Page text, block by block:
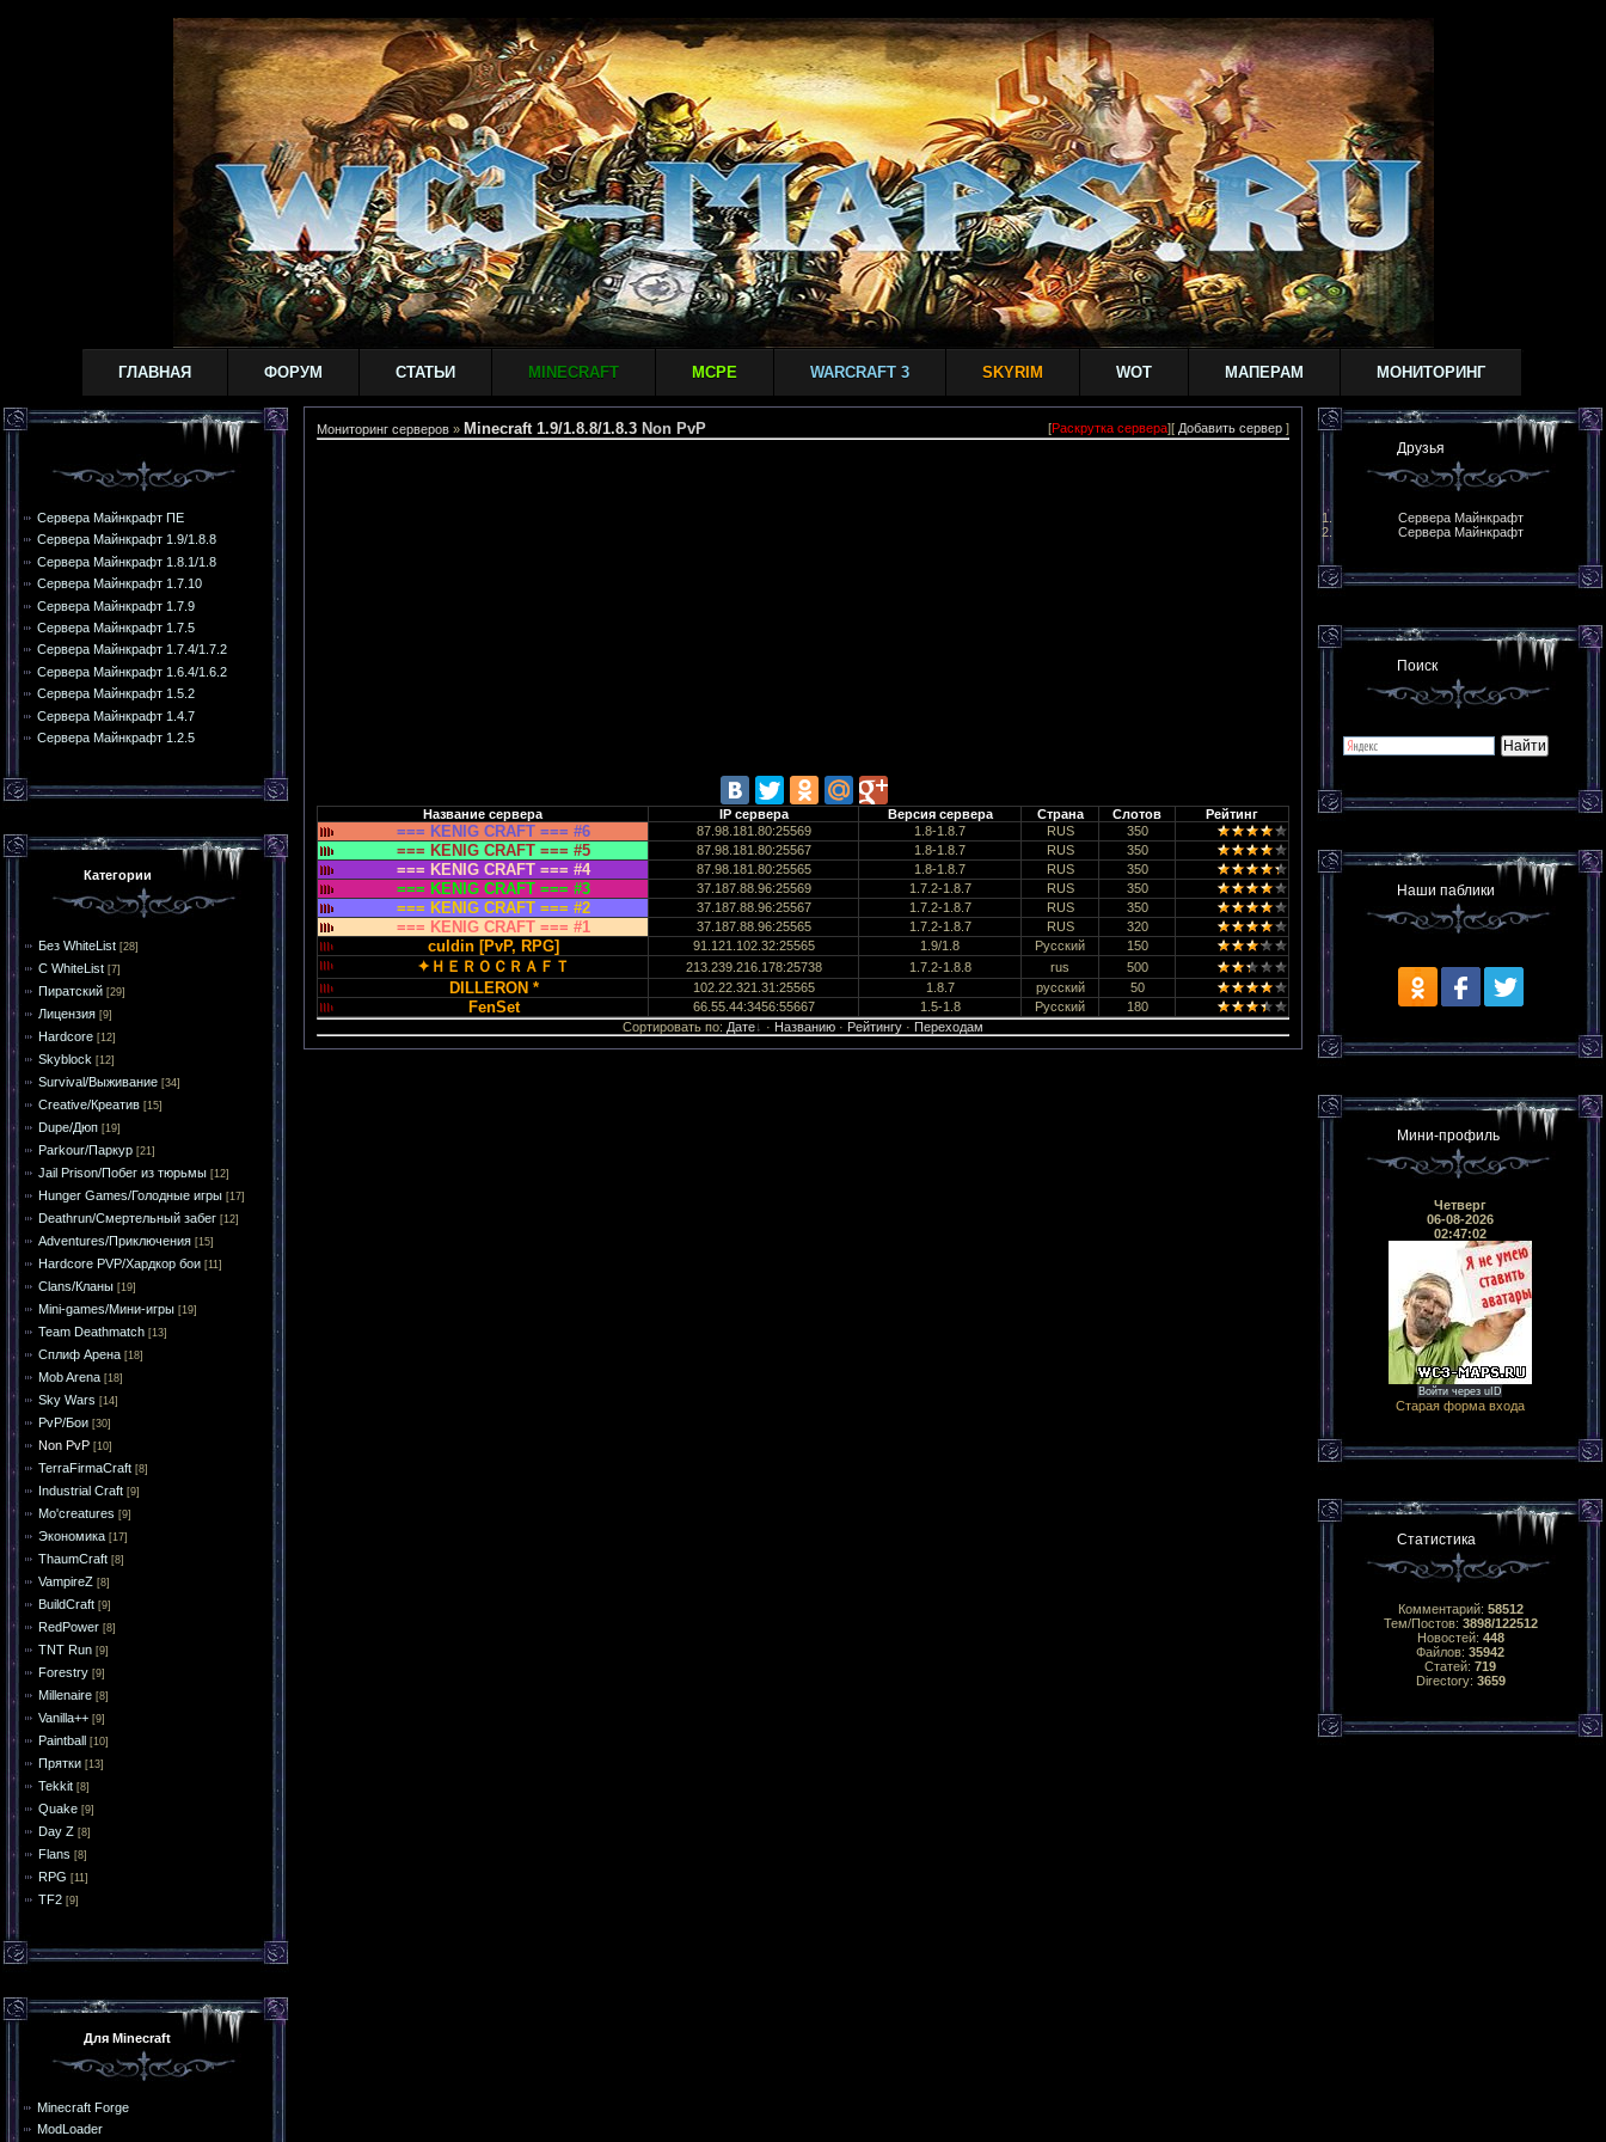
ГЛАВНАЯ ФОРУМ СТАТЬИ MINECRAFT MCPE WARCRAFT 3 SKYRIM WOT МАПЕРАМ МОНИТОРИНГ
Сервера Майнкрафт ПЕ
Сервера Майнкрафт 1.9/1.8.8
Сервера Майнкрафт 1.8.1/1.8
Сервера Майнкрафт 1.7.10
Сервера Майнкрафт 1.7.9
Сервера Майнкрафт 1.7.5
Сервера Майнкрафт 1.7.4/1.7.2
Сервера Майнкрафт 1.6.4/1.6.2
Сервера Майнкрафт 1.5.2
Сервера Майнкрафт 1.4.7
Сервера Майнкрафт 1.2.5
Категории
Без WhiteList [28]
С WhiteList [7]
Пиратский [29]
Лицензия [9]
Hardcore [12]
Skyblock [12]
Survival/Выживание [34]
Creative/Креатив [15]
Dupe/Дюп [19]
Parkour/Паркур [21]
Jail Prison/Побег из тюрьмы [12]
Hunger Games/Голодные игры [17]
Deathrun/Смертельный забег [12]
Adventures/Приключения [15]
Hardcore PVP/Хардкор бои [11]
Clans/Кланы [19]
Mini-games/Мини-игры [19]
Team Deathmatch [13]
Сплиф Арена [18]
Mob Arena [18]
Sky Wars [14]
PvP/Бои [30]
Non PvP [10]
TerraFirmaCraft [8]
Industrial Craft [9]
Mo'creatures [9]
Экономика [17]
ThaumCraft [8]
VampireZ [8]
BuildCraft [9]
RedPower [8]
TNT Run [9]
Forestry [9]
Millenaire [8]
Vanilla++ [9]
Paintball [10]
Прятки [13]
Tekkit [8]
Quake [9]
Day Z [8]
Flans [8]
RPG [11]
TF2 [9]
Для Minecraft
Minecraft Forge
ModLoader
Мониторинг серверов » Minecraft 1.9/1.8.8/1.8.3 Non PvP [Раскрутка сервера][ Добавить сервер ]
Название сервера IP сервера Версия сервера Страна Слотов Рейтинг
=== KENIG CRAFT === #6 87.98.181.80:25569 1.8-1.8.7 RUS 350
=== KENIG CRAFT === #5 87.98.181.80:25567 1.8-1.8.7 RUS 350
=== KENIG CRAFT === #4 87.98.181.80:25565 1.8-1.8.7 RUS 350
=== KENIG CRAFT === #3 37.187.88.96:25569 1.7.2-1.8.7 RUS 350
=== KENIG CRAFT === #2 37.187.88.96:25567 1.7.2-1.8.7 RUS 350
=== KENIG CRAFT === #1 37.187.88.96:25565 1.7.2-1.8.7 RUS 320
culdin [PvP, RPG] 91.121.102.32:25565 1.9/1.8 Русский 150
✦ＨＥＲＯＣＲＡＦＴ 213.239.216.178:25738 1.7.2-1.8.8 rus 500
DILLERON * 102.22.321.31:25565 1.8.7 русский 50
FenSet 66.55.44:3456:55667 1.5-1.8 Русский
180
Сортировать по: Дате · Названию · Рейтингу · Переходам
Друзья
Сервера Майнкрафт
Сервера Майнкрафт
Поиск
Наши паблики
Мини-профиль
Четверг
06-08-2026
02:47:02
Войти через uID
Старая форма входа
Статистика
Комментарий: 58512
Тем/Постов: 3898/122512
Новостей: 448
Файлов: 35942
Статей: 719
Directory: 3659